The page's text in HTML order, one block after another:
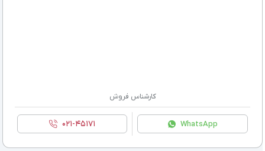
کارشناس فروش
WhatsApp ۰۲۱-۴۵۱۷۱